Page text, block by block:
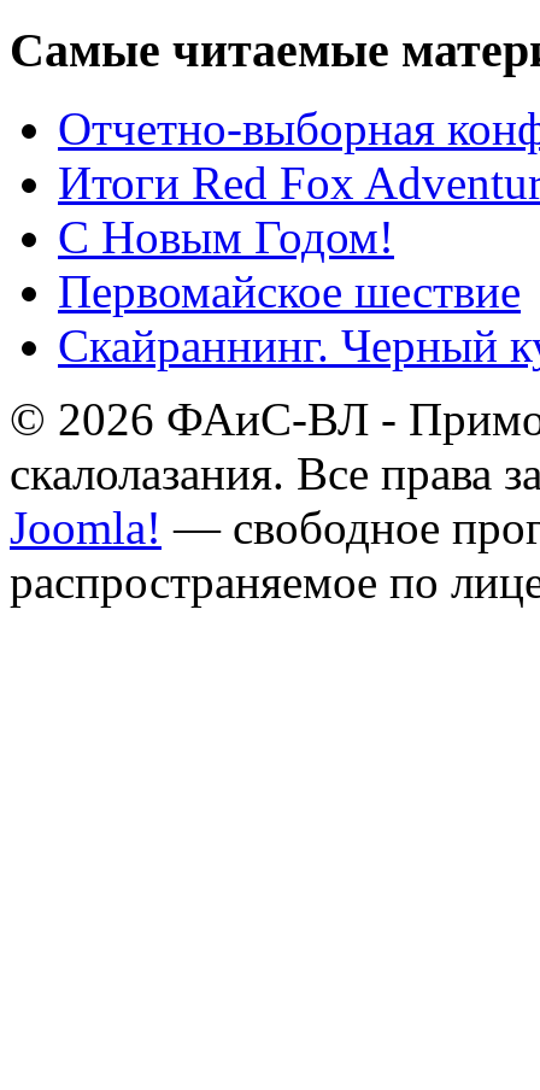
Самые читаемые
Отчетно-выборная
Итоги Red Fox
С Новым Годом!
Первомайское шествие
Скайраннинг. Черный
© 2026 ФАиС-ВЛ -
скалолазания. Все права
Joomla! — свободное
распространяемое по